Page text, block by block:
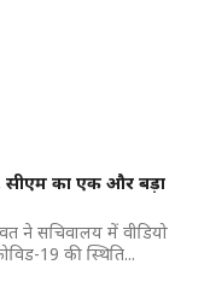
सीएम का एक और बड़ा
ने सचिवालय में वीडियो
19 की स्थिति...